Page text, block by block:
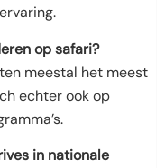
op safari?
meestal het meest
echter ook op
in nationale